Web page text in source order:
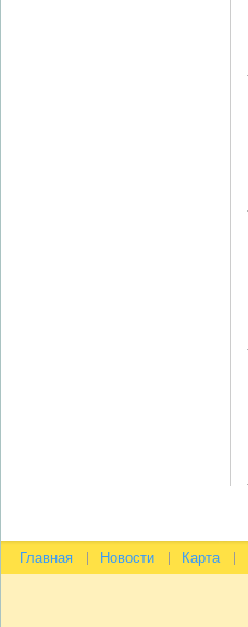
Главная Новости Карта